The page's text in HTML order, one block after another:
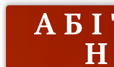
А Б І
Н